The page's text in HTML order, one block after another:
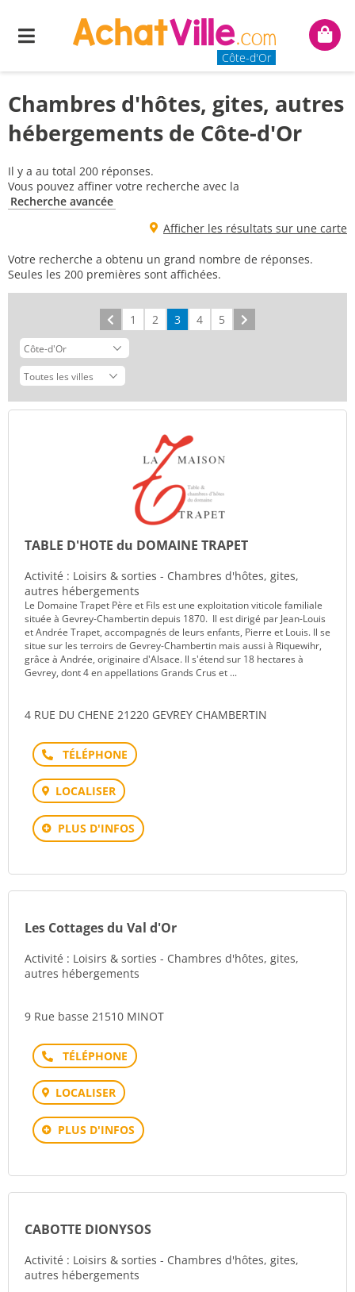
Menu
Côte-d'Or
Mon
Chambres d'hôtes, gites, autres
hébergements de Côte-d'Or
Il y a au total 200 réponses.
Vous pouvez affiner votre recherche avec la
Recherche avancée
Afficher les résultats sur une carte
Votre recherche a obtenu un grand nombre de réponses.
Seules les 200 premières sont affichées.
Précédent
1 2 3 4 5
TABLE D'HOTE du DOMAINE TRAPET
Activité : Loisirs & sorties - Chambres d'hôtes, gites,
autres hébergements
Le Domaine Trapet Père et Fils est une exploitation viticole familiale
située à Gevrey-Chambertin depuis 1870. Il est dirigé par Jean-Louis
et Andrée Trapet, accompagnés de leurs enfants, Pierre et Louis. Il se
situe sur les terroirs de Gevrey-Chambertin mais aussi à Riquewihr,
grâce à Andrée, originaire d'Alsace. Il s'étend sur 18 hectares à
Gevrey, dont 4 en appellations Grands Crus et ...
4 RUE DU CHENE 21220 GEVREY CHAMBERTIN
Téléphone
LOCALISER
PLUS D'INFOS
Les Cottages du Val d'Or
Activité : Loisirs & sorties - Chambres d'hôtes, gites,
autres hébergements
9 Rue basse 21510 MINOT
Téléphone
LOCALISER
PLUS D'INFOS
CABOTTE DIONYSOS
Activité : Loisirs & sorties - Chambres d'hôtes, gites,
autres hébergements